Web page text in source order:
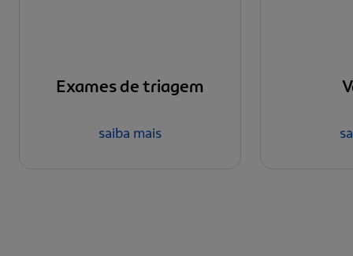
Exames de triagem
saiba mais